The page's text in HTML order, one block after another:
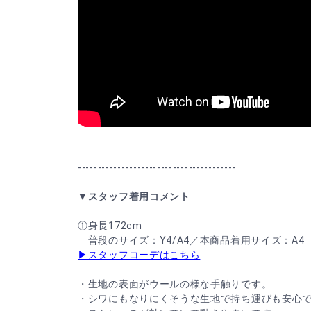
----------------------------------------
▼スタッフ着用コメント
①身長172cm
普段のサイズ：Y4/A4／本商品着用サイズ：A4
▶スタッフコーデはこちら
・生地の表面がウールの様な手触りです。
・シワにもなりにくそうな生地で持ち運びも安心